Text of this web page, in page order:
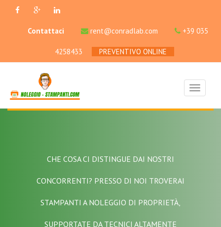
Contattaci rent@conradlab.com +39 035
4258433 PREVENTIVO ONLINE
CHE COSA CI DISTINGUE DAI NOSTRI
CONCORRENTI? PRESSO DI NOI TROVERAI
STAMPANTI A NOLEGGIO DI PROPRIETÀ,
SUPPORTATE DA TECNICI ALTAMENTE